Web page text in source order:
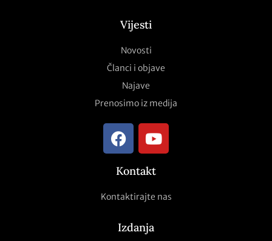
Vijesti
Novosti
Članci i objave
Najave
Prenosimo iz medija
Kontakt
Kontaktirajte nas
Izdanja